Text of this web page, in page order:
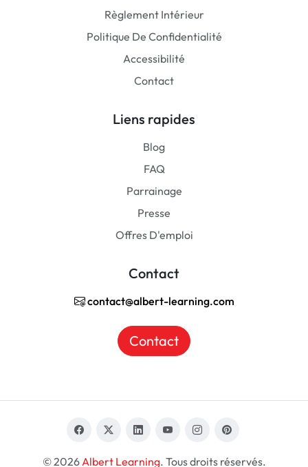
Règlement Intérieur
Politique De Confidentialité
Accessibilité
Contact
Liens rapides
Blog
FAQ
Parrainage
Presse
Offres D'emploi
Contact
contact@albert-learning.com
Contact
© 2026 Albert Learning. Tous droits réservés.